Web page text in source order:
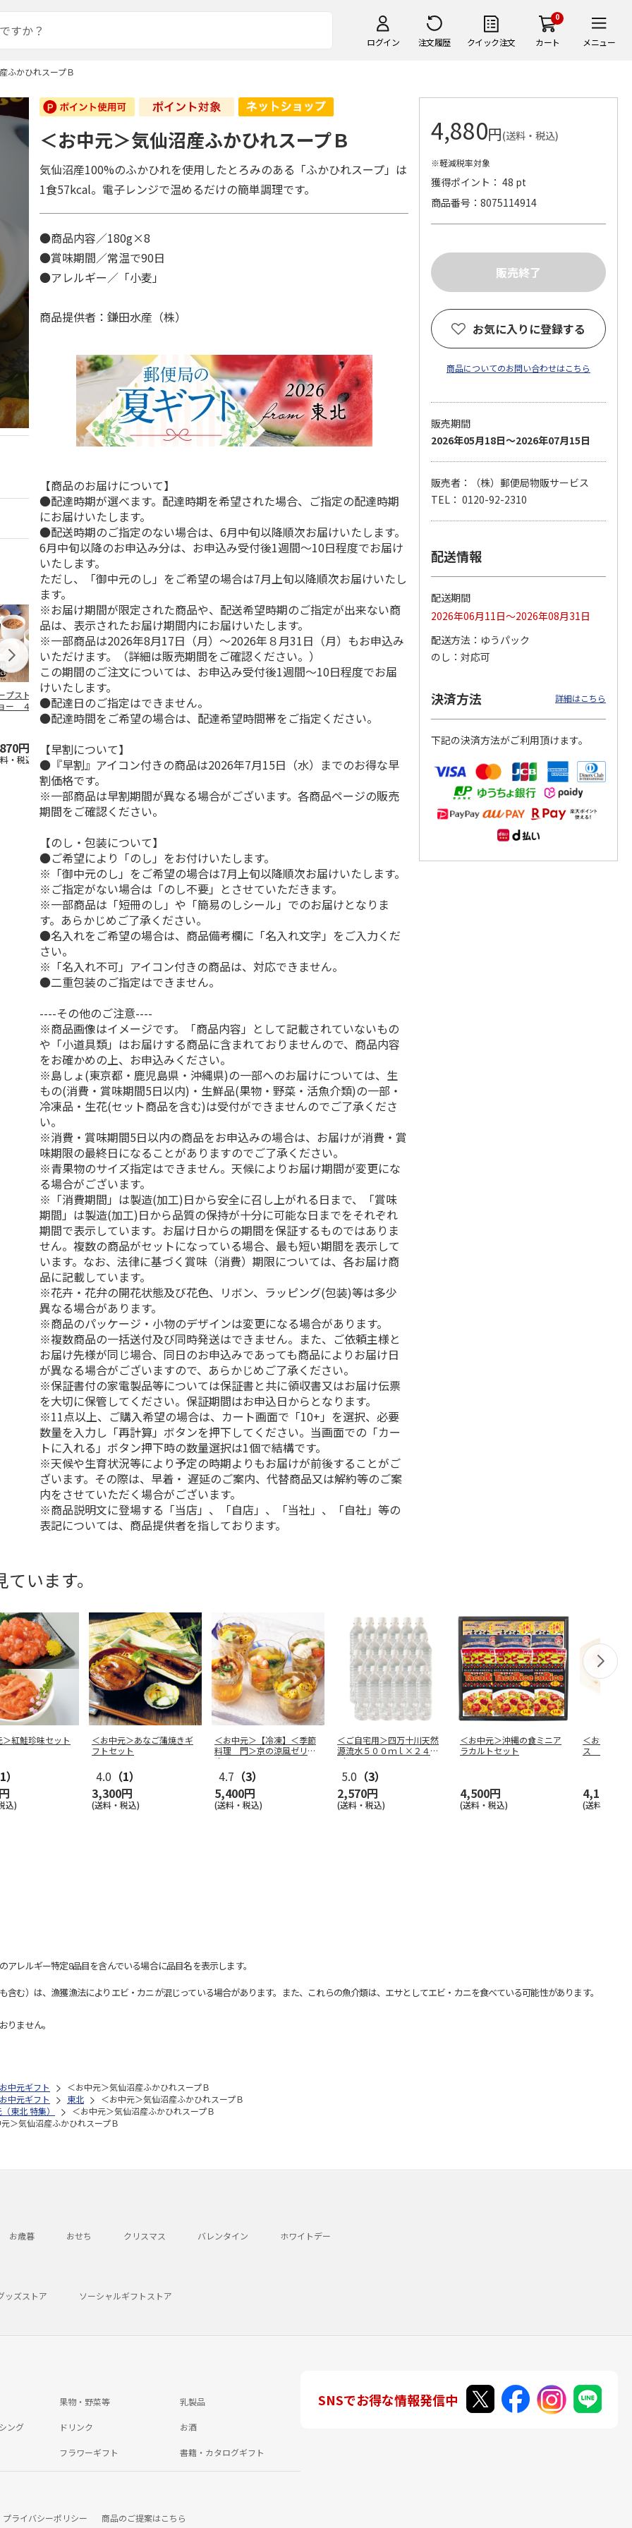
ログイン 注文履歴 クイック注文
0
カート メニュー
ふかひれスープＢ
プストックトー
ー ４種のＯｋ
ｙｕセット８袋
円
・税込)
「JINBO MINAMI
AOYAMA」淡路の玉
葱と高知…
3,240円
(送料・税込)
トックトーキョー〉
夏のバラエティセッ
(送料・税込)
セット
(送料別・税込)
野菜スープ６種類詰
(送料・税込)
＜お中元＞じゃがバ
タースープ２０食
2,700円
ＡＮＡオリジナルビ
ーフコンソメスープ
Ａ（２箱）
3,130円
(送料・税込)
＜お中元＞気仙沼産ふかひれスープＢ
気仙沼産100%のふかひれを使用したとろみのある「ふかひれスープ」は
1食57kcal。電子レンジで温めるだけの簡単調理です。
●商品内容／180g×8
●賞味期間／常温で90日
●アレルギー／「小麦」
商品提供者：鎌田水産（株）
【商品のお届けについて】
●配達時期が選べます。配達時期を希望された場合、ご指定の配達時期
にお届けいたします。
●配送時期のご指定のない場合は、6月中旬以降順次お届けいたします。
6月中旬以降のお申込み分は、お申込み受付後1週間～10日程度でお届け
いたします。
ただし、「御中元のし」をご希望の場合は7月上旬以降順次お届けいたし
ます。
※お届け期間が限定された商品や、配送希望時期のご指定が出来ない商
品は、表示されたお届け期間内にお届けいたします。
※一部商品は2026年8月17日（月）～2026年８月31日（月）もお申込み
いただけます。（詳細は販売期間をご確認ください。）
この期間のご注文については、お申込み受付後1週間～10日程度でお届
けいたします。
●配達日のご指定はできません。
●配達時間をご希望の場合は、配達希望時間帯をご指定ください。
【早割について】
●『早割』アイコン付きの商品は2026年7月15日（水）までのお得な早
割価格です。
※一部商品は早割期間が異なる場合がございます。各商品ページの販売
期間をご確認ください。
【のし・包装について】
●ご希望により「のし」をお付けいたします。
※「御中元のし」をご希望の場合は7月上旬以降順次お届けいたします。
※ご指定がない場合は「のし不要」とさせていただきます。
※一部商品は「短冊のし」や「簡易のしシール」でのお届けとなりま
す。あらかじめご了承ください。
●名入れをご希望の場合は、商品備考欄に「名入れ文字」をご入力くだ
さい。
※「名入れ不可」アイコン付きの商品は、対応できません。
●二重包装のご指定はできません。
----その他のご注意----
※商品画像はイメージです。「商品内容」として記載されていないもの
や「小道具類」はお届けする商品に含まれておりませんので、商品内容
をお確かめの上、お申込みください。
※島しょ(東京都・鹿児島県・沖縄県)の一部へのお届けについては、生
もの(消費・賞味期間5日以内)・生鮮品(果物・野菜・活魚介類)の一部・
冷凍品・生花(セット商品を含む)は受付ができませんのでご了承くださ
い。
※消費・賞味期間5日以内の商品をお申込みの場合は、お届けが消費・賞
味期限の最終日になることがありますのでご了承ください。
※青果物のサイズ指定はできません。天候によりお届け期間が変更にな
る場合がございます。
※「消費期間」は製造(加工)日から安全に召し上がれる日まで、「賞味
期間」は製造(加工)日から品質の保持が十分に可能な日までをそれぞれ
期間で表示しています。お届け日からの期間を保証するものではありま
せん。複数の商品がセットになっている場合、最も短い期間を表示して
います。なお、法律に基づく賞味（消費）期限については、各お届け商
品に記載しています。
※花卉・花弁の開花状態及び花色、リボン、ラッピング(包装)等は多少
異なる場合があります。
※商品のパッケージ・小物のデザインは変更になる場合があります。
※複数商品の一括送付及び同時発送はできません。また、ご依頼主様と
お届け先様が同じ場合、同日のお申込みであっても商品によりお届け日
が異なる場合がございますので、あらかじめご了承ください。
※保証書付の家電製品等については保証書と共に領収書又はお届け伝票
を大切に保管してください。保証期間はお申込日からとなります。
※11点以上、ご購入希望の場合は、カート画面で「10+」を選択、必要
数量を入力し「再計算」ボタンを押下してください。当画面での「カー
トに入れる」ボタン押下時の数量選択は1個で結構です。
※天候や生育状況等により予定の時期よりもお届けが前後することがご
ざいます。その際は、早着・ 遅延のご案内、代替商品又は解約等のご案
内をさせていただく場合がございます。
※商品説明文に登場する「当店」、「自店」、「当社」、「自社」等の
表記については、商品提供者を指しております。
4,880円(送料・税込)
※軽減税率対象
獲得ポイント： 48 pt
商品番号
8075114914
お気に入りに登録する
商品についてのお問い合わせはこちら
販売期間
2026年05月18日～2026年07月15日
販売者：（株）郵便局物販サービス
TEL： 0120-92-2310
配送情報
配送期間
2026年06月11日～2026年08月31日
配送方法
ゆうパック
のし
対応可
決済方法 詳細はこちら
下記の決済方法がご利用頂けます。
います。
＞紅鮭珍味セット
）
込)
＜お中元＞あなご蒲焼きギ
フトセット
4.0 （1）
3,300円
(送料・税込)
＜お中元＞【冷凍】＜季節
料理 門＞京の涼風ゼリー
寄せ
4.7 （3）
5,400円
(送料・税込)
＜ご自宅用＞四万十川天然
源流水５００ｍｌ×２４
（ラベルレス
5.0 （3）
2,570円
(送料・税込)
＜お中元＞沖縄の食ミニア
ラカルトセット
4,500円
(送料・税込)
＜お中元＞
ス １２缶
4,100円
(送料・税込)
レルギー特定8品目を含んでいる場合に品目名を表示します。
む）は、漁獲漁法によりエビ・カニが混じっている場合があります。また、これらの魚介類は、エサとしてエビ・カニを食べている可能性があります。
ません。
中元ギフト
＜お中元＞気仙沼産ふかひれスープＢ
中元ギフト 東北
＜お中元＞気仙沼産ふかひれスープＢ
東北 特集）
＜お中元＞気仙沼産ふかひれスープＢ
＞気仙沼産ふかひれスープＢ
お歳暮 おせち クリスマス バレンタイン ホワイトデー
ッズストア ソーシャルギフトストア
果物・野菜等 乳製品
ング ドリンク お酒
フラワーギフト 書籍・カタログギフト
プライバシーポリシー 商品のご提案はこちら
SNSでお得な情報発信中